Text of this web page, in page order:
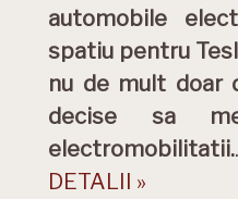
automobile
spatiu pentru
nu de mult doar
decise sa
electromobilitatii.
DETALII »